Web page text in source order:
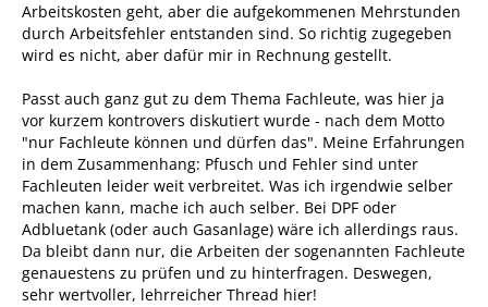
Arbeitskosten geht, aber die aufgekommenen Mehrstunden
durch Arbeitsfehler entstanden sind. So richtig zugegeben
wird es nicht, aber dafür mir in Rechnung gestellt.
Passt auch ganz gut zu dem Thema Fachleute, was hier ja
vor kurzem kontrovers diskutiert wurde - nach dem Motto
"nur Fachleute können und dürfen das". Meine Erfahrungen
in dem Zusammenhang: Pfusch und Fehler sind unter
Fachleuten leider weit verbreitet. Was ich irgendwie selber
machen kann, mache ich auch selber. Bei DPF oder
Adbluetank (oder auch Gasanlage) wäre ich allerdings raus.
Da bleibt dann nur, die Arbeiten der sogenannten Fachleute
genauestens zu prüfen und zu hinterfragen. Deswegen,
sehr wertvoller, lehrreicher Thread hier!